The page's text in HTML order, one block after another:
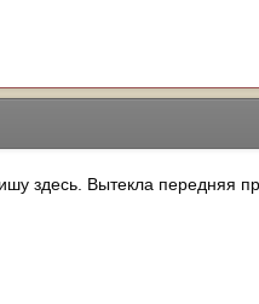
здесь. Вытекла передняя